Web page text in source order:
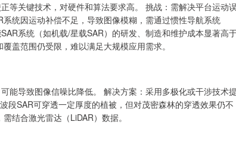
等关键技术，对硬件和算法要求高。 挑战：需解决平台运动
统因运动补偿不足，导致图像模糊，需通过惯性导航系统
系统（如机载/星载SAR）的研发、制造和维护成本显著高
盖范围仍受限，难以满足大规模应用需求。
能导致图像信噪比降低。 解决方案：采用多极化或干涉技术
段SAR可穿透一定厚度的植被，但对茂密森林的穿透效果仍不
结合激光雷达（LiDAR）数据。